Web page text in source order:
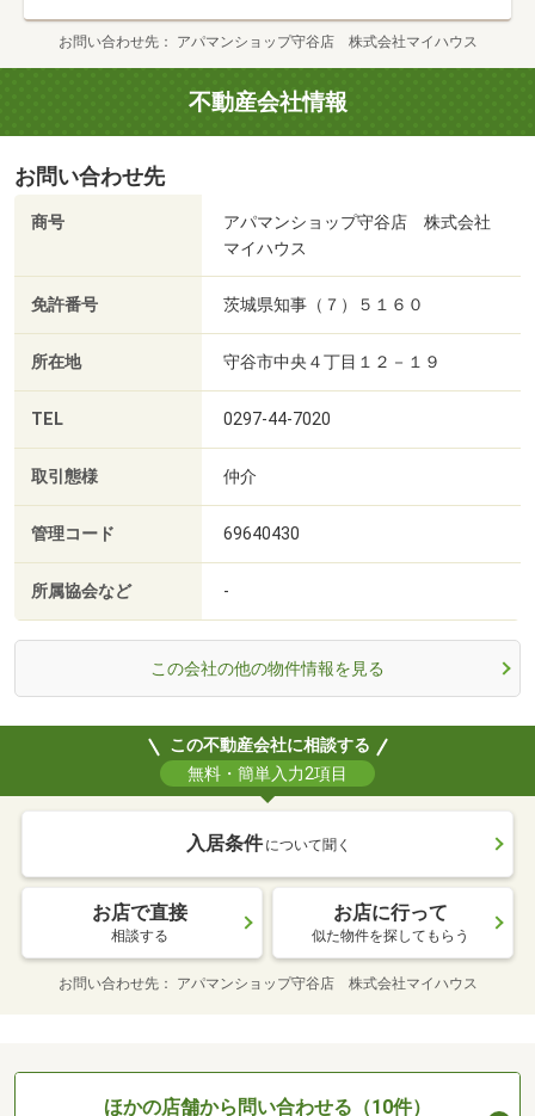
お問い合わせ先 アパマンショップ守谷店 株式会社マイハウス
不動産会社情報
お問い合わせ先
商号
アパマンショップ守谷店 株式会社
マイハウス
免許番号 茨城県知事（７）５１６０
所在地 守谷市中央４丁目１２－１９
TEL 0297-44-7020
取引態様 仲介
管理コード 69640430
所属協会など -
この会社の他の物件情報を見る
この不動産会社に相談する
無料・簡単入力2項目
入居条件 について聞く
お店で直接
相談する
お店に行って
似た物件を探してもらう
お問い合わせ先 アパマンショップ守谷店 株式会社マイハウス
ほかの店舗から問い合わせる（10件）